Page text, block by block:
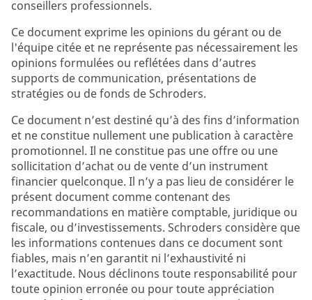
conseillers professionnels.
Ce document exprime les opinions du gérant ou de
l'équipe citée et ne représente pas nécessairement les
opinions formulées ou reflétées dans d’autres
supports de communication, présentations de
stratégies ou de fonds de Schroders.
Ce document n’est destiné qu’à des fins d’information
et ne constitue nullement une publication à caractère
promotionnel. Il ne constitue pas une offre ou une
sollicitation d’achat ou de vente d’un instrument
financier quelconque. Il n’y a pas lieu de considérer le
présent document comme contenant des
recommandations en matière comptable, juridique ou
fiscale, ou d’investissements. Schroders considère que
les informations contenues dans ce document sont
fiables, mais n’en garantit ni l’exhaustivité ni
l’exactitude. Nous déclinons toute responsabilité pour
toute opinion erronée ou pour toute appréciation